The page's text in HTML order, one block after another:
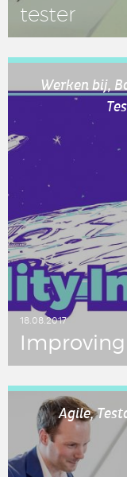
tester
LEES DIT ARTIKEL
Werken bij,
18.08.2017
Im­pro­ving
LEES DIT ARTIKEL
Agile,